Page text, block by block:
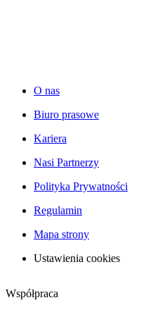
O nas
Biuro prasowe
Kariera
Nasi Partnerzy
Polityka Prywatności
Regulamin
Mapa strony
Ustawienia cookies
Współpraca